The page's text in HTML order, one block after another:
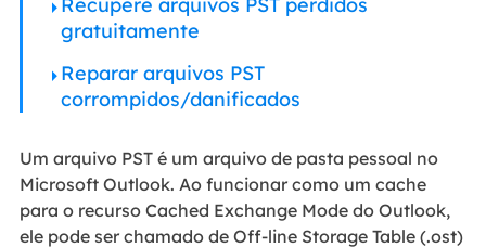
gratuitamente
Reparar arquivos PST
corrompidos/danificados
Um arquivo PST é um arquivo de pasta pessoal no
Microsoft Outlook. Ao funcionar como um cache
para o recurso Cached Exchange Mode do Outlook,
ele pode ser chamado de Off-line Storage Table (.ost)